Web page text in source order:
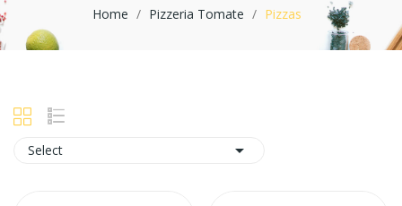
Home Pizzeria Tomate Pizzas
Select 